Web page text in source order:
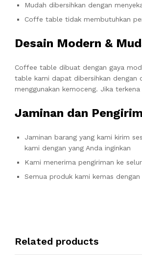
Mudah dibersihkan dengan
Coffe table tidak membutuhkan
Desain Modern &
Coffee table dibuat dengan gaya
table kami dapat dibersihkan dengan
menggunakan kemoceng. Jika
Jaminan dan
Jaminan barang yang kami kirim
kami dengan yang Anda inginkan
Kami menerima pengiriman ke
Semua produk kami kemas
Related products